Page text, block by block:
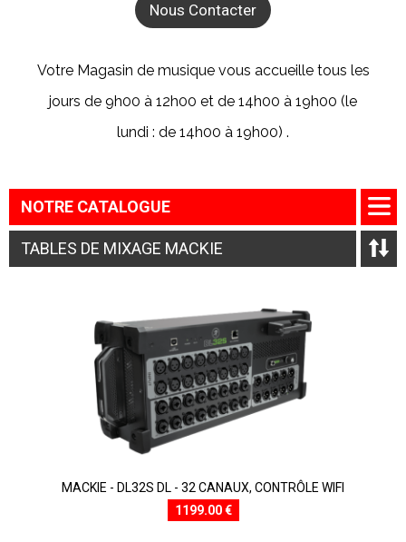
Nous Contacter
Votre Magasin de musique vous accueille tous les
jours de 9h00 à 12h00 et de 14h00 à 19h00 (le
lundi : de 14h00 à 19h00) .
NOTRE CATALOGUE
TABLES DE MIXAGE MACKIE
MACKIE - DL32S DL - 32 CANAUX, CONTRÔLE WIFI
1199.00 €